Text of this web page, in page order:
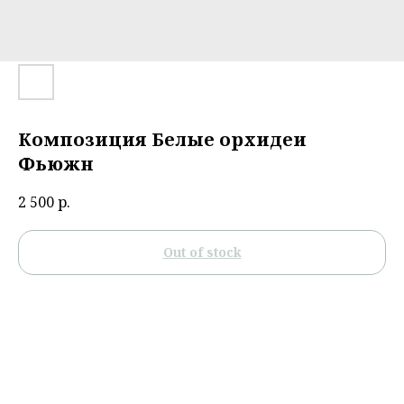
Композиция Белые орхидеи
Фьюжн
2 500р.
Out of stock